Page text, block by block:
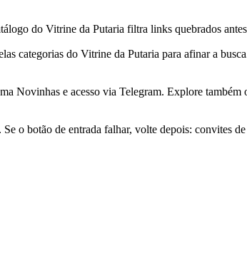
do Vitrine da Putaria filtra links quebrados
categorias do Vitrine da Putaria para afinar a
Novinhas e acesso via Telegram. Explore
o botão de entrada falhar, volte depois: convites